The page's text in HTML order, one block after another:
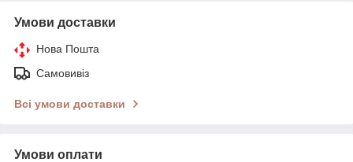
Умови доставки
Нова Пошта
Самовивіз
Всі умови доставки
Умови оплати